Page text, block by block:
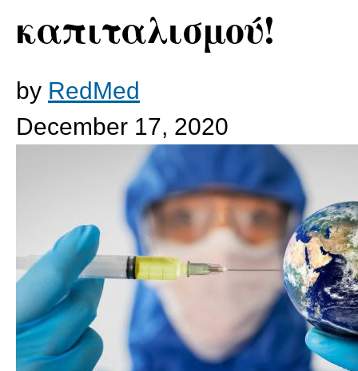
καπιταλισμού!
by RedMed
December 17, 2020